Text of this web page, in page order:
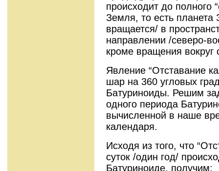
происходит до полного
Земля, то есть планета
вращается/ в
направлении /северо-
кроме вращения вокруг
Явление “Отставание
шар на 360 угловых
Батуриноиды. Решим
одного периода
вычисленной в наше
календаря.
Исходя из того, что
суток /один год/
Батуриноиде, получим: